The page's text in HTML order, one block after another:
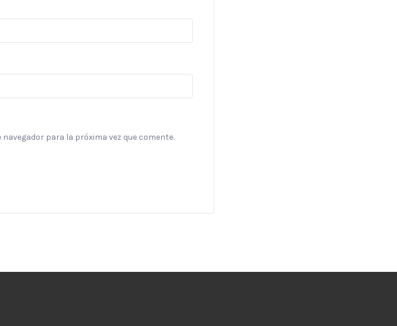
para la próxima vez que comente.